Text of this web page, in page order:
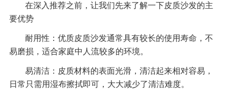
在深入推荐之前，让我们先来了解一下皮质沙发的主
要优势
耐用性：优质皮质沙发通常具有较长的使用寿命，不
易磨损，适合家庭中人流较多的环境。
易清洁：皮质材料的表面光滑，清洁起来相对容易，
日常只需用湿布擦拭即可，大大减少了清洁难度。